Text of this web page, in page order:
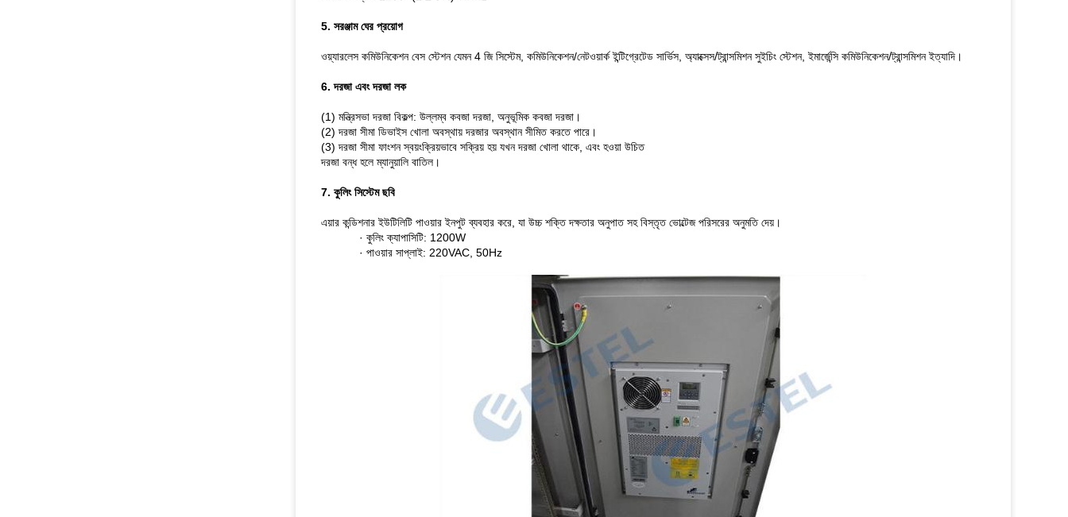
5. সরঞ্জাম ঘের প্রয়োগ
ওয়্যারলেস কমিউনিকেশন বেস স্টেশন যেমন 4 জি সিস্টেম, কমিউনিকেশন/নেটওয়ার্ক ইন্টিগ্রেটেড সার্ভিস, অ্যাক্সেস/ট্রান্সমিশন সুইচিং স্টেশন, ইমার্জেন্সি কমিউনিকেশন/ট্রান্সমিশন ইত্যাদি।
6. দরজা এবং দরজা লক
(1) মন্ত্রিসভা দরজা বিকল্প: উল্লম্ব কবজা দরজা, অনুভূমিক কবজা দরজা।
(2) দরজা সীমা ডিভাইস খোলা অবস্থায় দরজার অবস্থান সীমিত করতে পারে।
(3) দরজা সীমা ফাংশন স্বয়ংক্রিয়ভাবে সক্রিয় হয় যখন দরজা খোলা থাকে, এবং হওয়া উচিত
দরজা বন্ধ হলে ম্যানুয়ালি বাতিল।
7. কুলিং সিস্টেম ছবি
এয়ার কন্ডিশনার ইউটিলিটি পাওয়ার ইনপুট ব্যবহার করে, যা উচ্চ শক্তি দক্ষতার অনুপাত সহ বিস্তৃত ভোল্টেজ পরিসরের অনুমতি দেয়।
· কুলিং ক্যাপাসিটি: 1200W
· পাওয়ার সাপ্লাই: 220VAC, 50Hz